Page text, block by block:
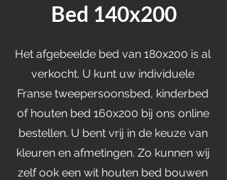
Bed 140x200
Het afgebeelde bed van 180x200 is al
verkocht. U kunt uw individuele
Franse tweepersoonsbed, kinderbed
of houten bed 160x200 bij ons online
bestellen. U bent vrij in de keuze van
kleuren en afmetingen. Zo kunnen wij
zelf ook een wit houten bed bouwen